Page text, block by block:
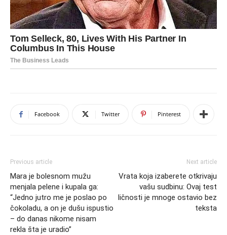
Facebook Twitter Pinterest
Previous article
Mara je bolesnom mužu
menjala pelene i kupala ga:
“Jedno jutro me je poslao po
čokoladu, a on je dušu ispustio
– do danas nikome nisam
rekla šta je uradio”
Next article
Vrata koja izaberete otkrivaju
vašu sudbinu: Ovaj test
ličnosti je mnoge ostavio bez
teksta